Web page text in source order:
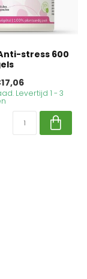
stress 600
Levertijd 1 - 3